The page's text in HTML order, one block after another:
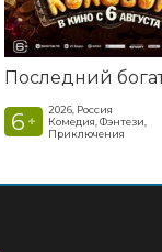
6 +
2026, Россия
Комедия, Фэнтези,
Приключения